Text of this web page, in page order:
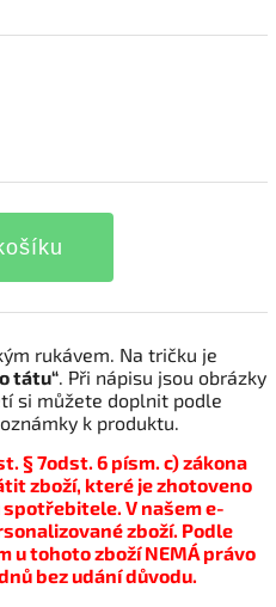
rukávem. Na tričku je
tátu“. Při nápisu jsou obrázky
si můžete doplnit podle
k produktu.
§ 7odst. 6 písm. c) zákona
zboží, které je zhotoveno
V našem e-
zboží. Podle
tohoto zboží NEMÁ právo
bez udání důvodu.